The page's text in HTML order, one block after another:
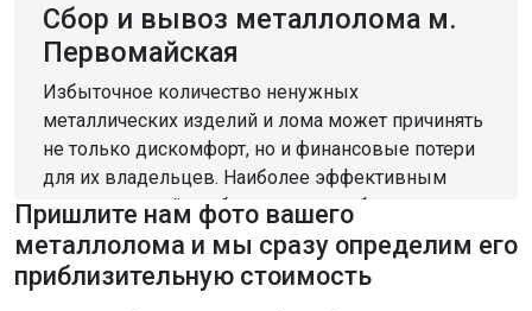
Сбор и вывоз металлолома м.
Первомайская
Избыточное количество ненужных
металлических изделий и лома может причинять
не только дискомфорт, но и финансовые потери
для их владельцев. Наиболее эффективным
решением этой проблемы станет обращение в
специализированный пункт приема
металлолома, который также предоставляет
возможность заработать.
Пришлите нам фото вашего
металлолома и мы сразу определим его
приблизительную стоимость